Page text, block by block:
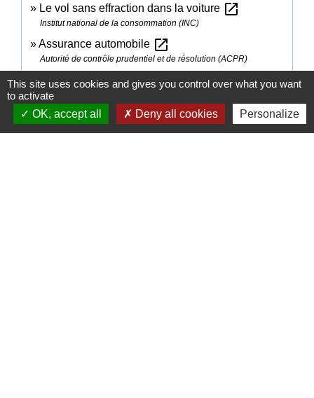
Le vol sans effraction dans la voiture open_in_new
Institut national de la consommation (INC)
Assurance automobile open_in_new
Autorité de contrôle prudentiel et de résolution (ACPR)
This site uses cookies and gives you control over what you want
to activate
OK, accept all
Deny all cookies Personalize